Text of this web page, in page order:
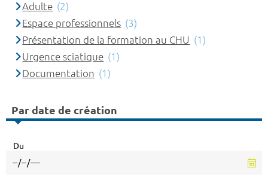
Adulte (2)
Espace professionnels (3)
Présentation de la formation au CHU (1)
Urgence sciatique (1)
Documentation (1)
Par date de création
Du